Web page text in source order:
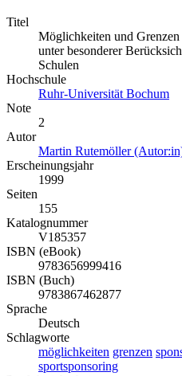
Titel
Möglichkeiten und
unter besonderer
Schulen
Hochschule
Ruhr-Universität Bochum
Note
2
Autor
Martin Rutemöller
Erscheinungsjahr
1999
Seiten
155
Katalognummer
V185357
ISBN (eBook)
9783656999416
ISBN (Buch)
9783867462877
Sprache
Deutsch
Schlagworte
möglichkeiten grenzen
sportsponsoring